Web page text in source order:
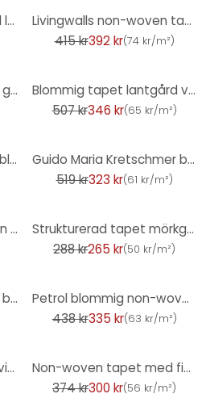
Strukturerad tapet textil look gran grön - modern Icke-vävd tapet diskret
Livingwalls non-woven tapet Metropolitan Stories enhetstapet enfärgad Ava New York grön
415 kr392 kr(74 kr/m²)
Guido Maria Kretschmer grafisk tapet Waves of Light Fashion for Walls 5 beige
Blommig tapet lantgård vintage tapet vit grön röd non-woven tapet blommor blommig
507 kr346 kr(65 kr/m²)
Non-woven tapet med blommor gulgrön - blommig tapet i retrostil - tapet med vintagemönster
Guido Maria Kretschmer blommotiv tapet Floral Glow Fashion för väggar 5 beige
519 kr323 kr(61 kr/m²)
Icke-vävd tapet, klistra in väggtapet La Terrasse grön
Strukturerad tapet mörkgrön enfärgad - modern vanlig non-woven tapet grön
288 kr265 kr(50 kr/m²)
Guido Maria Kretschmer blommotiv tapet Floral Glow Fashion for Walls 5 guld
Petrol blommig non-woven tapet blå palmblad mönster tapet kök
438 kr335 kr(63 kr/m²)
Blommig tapet brun vit vintage tapet blommig non-woven tapet blommor för vardagsrummet
Non-woven tapet med fin längsgående struktur i svart
374 kr300 kr(56 kr/m²)